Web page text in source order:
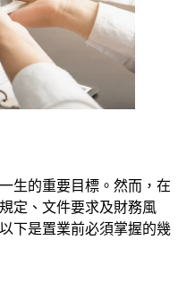
生的重要目標。然而，在
定、文件要求及財務風
下是置業前必須掌握的幾